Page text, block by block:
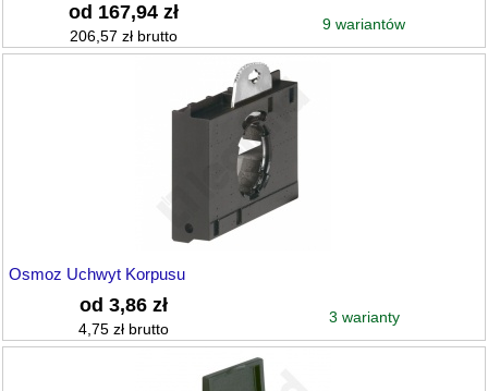
od 167,94 zł
206,57 zł brutto
9 wariantów
Osmoz Uchwyt Korpusu
od 3,86 zł
4,75 zł brutto
3 warianty